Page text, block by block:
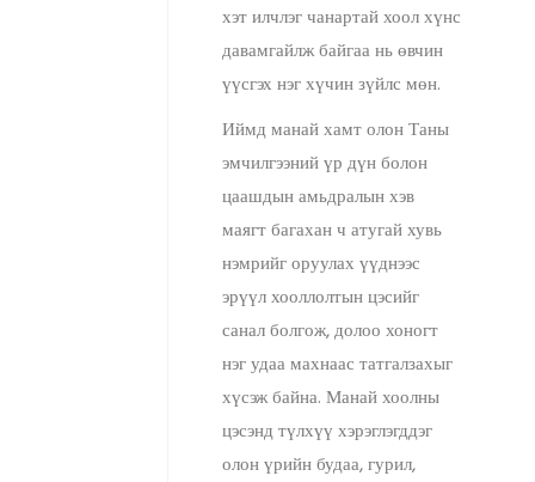
хэт илчлэг чанартай хоол хүнс
давамгайлж байгаа нь өвчин
үүсгэх нэг хүчин зүйлс мөн.
Иймд манай хамт олон Таны
эмчилгээний үр дүн болон
цаашдын амьдралын хэв
маягт багахан ч атугай хувь
нэмрийг оруулах үүднээс
эрүүл хооллолтын цэсийг
санал болгож, долоо хоногт
нэг удаа махнаас татгалзахыг
хүсэж байна. Манай хоолны
цэсэнд түлхүү хэрэглэгддэг
олон үрийн будаа, гурил,